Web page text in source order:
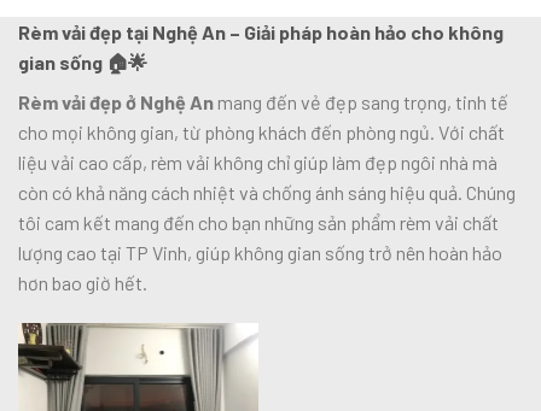
Rèm vải đẹp tại Nghệ An – Giải pháp hoàn hảo cho không
gian sống 🏠🌟
Rèm vải đẹp ở Nghệ An mang đến vẻ đẹp sang trọng, tinh tế
cho mọi không gian, từ phòng khách đến phòng ngủ. Với chất
liệu vải cao cấp, rèm vải không chỉ giúp làm đẹp ngôi nhà mà
còn có khả năng cách nhiệt và chống ánh sáng hiệu quả. Chúng
tôi cam kết mang đến cho bạn những sản phẩm rèm vải chất
lượng cao tại TP Vinh, giúp không gian sống trở nên hoàn hảo
hơn bao giờ hết.